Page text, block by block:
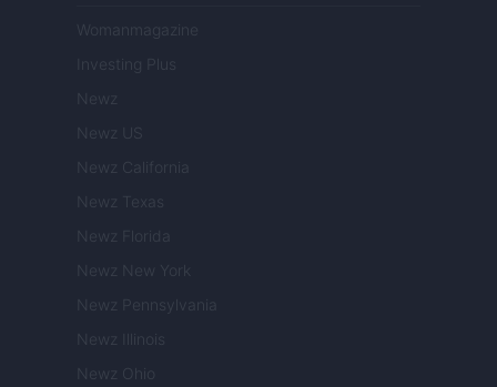
Womanmagazine
Investing Plus
Newz
Newz US
Newz California
Newz Texas
Newz Florida
Newz New York
Newz Pennsylvania
Newz Illinois
Newz Ohio